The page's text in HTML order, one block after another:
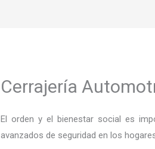
Cerrajería
El orden y el bienestar social es
avanzados de seguridad en los